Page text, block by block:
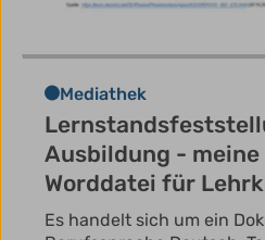
Mediathek
Ausbildung -
Worddatei für
Es handelt sich um ein